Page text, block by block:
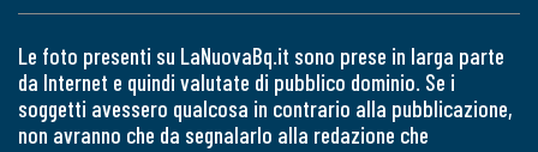
Le foto presenti su LaNuovaBq.it sono prese in larga parte
da Internet e quindi valutate di pubblico dominio. Se i
soggetti avessero qualcosa in contrario alla pubblicazione,
non avranno che da segnalarlo alla redazione che